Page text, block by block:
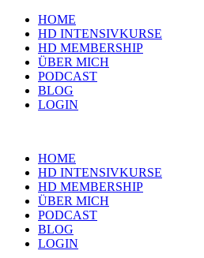
HOME
HD INTENSIVKURSE
HD MEMBERSHIP
ÜBER MICH
PODCAST
BLOG
LOGIN
HOME
HD INTENSIVKURSE
HD MEMBERSHIP
ÜBER MICH
PODCAST
BLOG
LOGIN